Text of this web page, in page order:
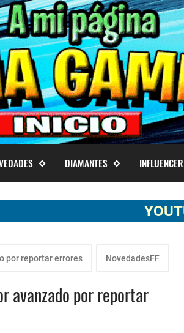
DIAMANTES
YOUTUBER
por reportar errores NovedadesFF
avanzado por reportar